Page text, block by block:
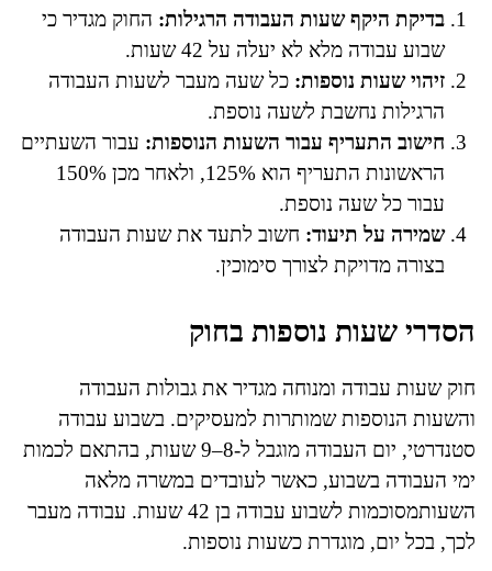
בדיקת היקף שעות העבודה הרגילות: החוק מגדיר כי
שבוע עבודה מלא לא יעלה על 42 שעות.
זיהוי שעות נוספות: כל שעה מעבר לשעות העבודה
הרגילות נחשבת לשעה נוספת.
חישוב התעריף עבור השעות הנוספות: עבור השעתיים
הראשונות התעריף הוא 125%, ולאחר מכן 150%
עבור כל שעה נוספת.
שמירה על תיעוד: חשוב לתעד את שעות העבודה
בצורה מדויקת לצורך סימוכין.
הסדרי שעות נוספות בחוק
חוק שעות עבודה ומנוחה מגדיר את גבולות העבודה
והשעות הנוספות שמותרות למעסיקים. בשבוע עבודה
סטנדרטי, יום העבודה מוגבל ל-8–9 שעות, בהתאם לכמות
ימי העבודה בשבוע, כאשר לעובדים במשרה מלאה
השעותמסוכמות לשבוע עבודה בן 42 שעות. עבודה מעבר
לכך, בכל יום, מוגדרת כשעות נוספות.